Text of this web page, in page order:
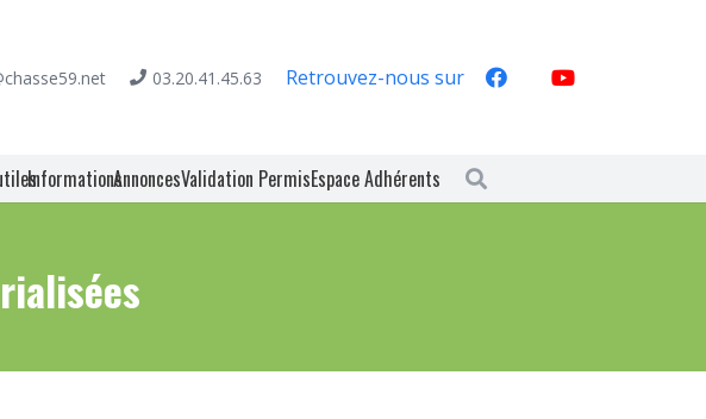
03.20.41.45.63 Retrouvez-nous sur
InformationsAnnoncesValidation PermisEspace Adhérents